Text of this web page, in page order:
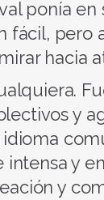
ponía en
fácil, pero
hacia
y
intensa y
y